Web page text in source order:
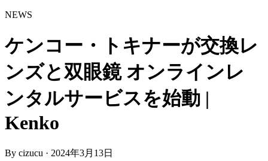
NEWS
ケンコー・トキナーが交換レ
ンズと双眼鏡 オンラインレ
ンタルサービスを始動 |
Kenko
By cizucu · 2024年3月13日